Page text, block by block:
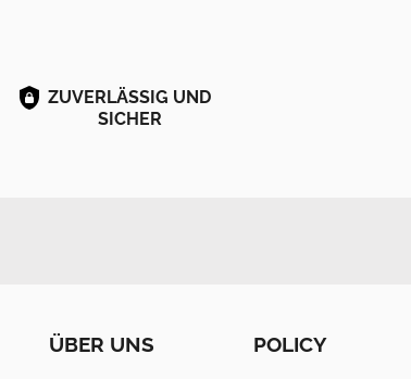
ZUVERLÄSSIG UND
SICHER
ÜBER UNS POLICY